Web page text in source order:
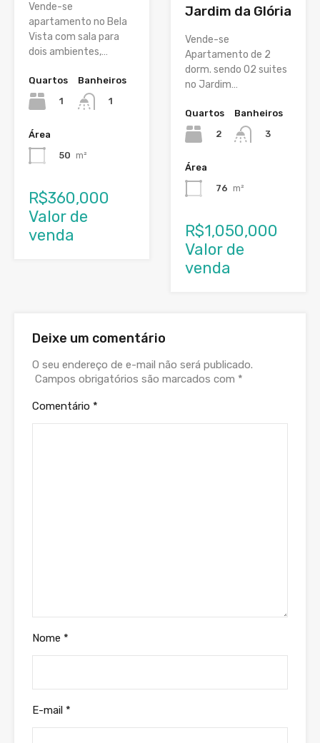
Vende-se
apartamento no Bela
Vista com sala para
dois ambientes,…
Quartos
1
Banheiros
1
Área
50 m²
R$360,000
Valor de
venda
Jardim da Glória
Vende-se
Apartamento de 2
dorm. sendo 02 suites
no Jardim…
Quartos
2
Banheiros
3
Área
76 m²
R$1,050,000
Valor de
venda
Deixe um comentário
O seu endereço de e-mail não será publicado.
Campos obrigatórios são marcados com *
Comentário *
Nome *
E-mail *